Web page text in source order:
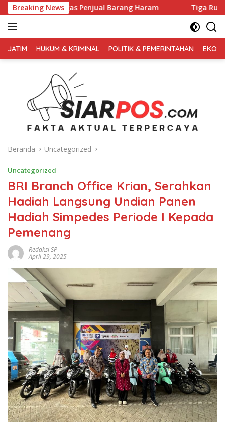
Langsung
ke
konten
Breaking News
Penjual Barang Haram Tiga Ruko Agen Miras. Di
TERPERCAYA
JATIM HUKUM & KRIMINAL POLITIK & PEMERINTAHAN
Beranda Uncategorized
Uncategorized
BRI Branch Office Krian, Serahkan
Hadiah Langsung Undian Panen
Hadiah Simpedes Periode I Kepada
Pemenang
Redaksi SP
April 29, 2025